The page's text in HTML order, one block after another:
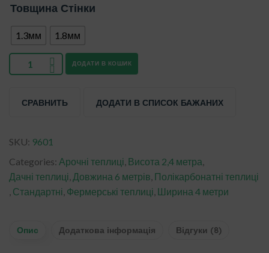
Товщина Стінки
1.3мм 1.8мм
ДОДАТИ В КОШИК
СРАВНИТЬ ДОДАТИ В СПИСОК БАЖАНИХ
SKU: 9601
Categories: Арочні теплиці Висота 2,4 метра
Дачні теплиці Довжина 6 метрів Полікарбонатні теплиці
Стандартні Фермерські теплиці Ширина 4 метри
Опис Додаткова інформація Відгуки (8)